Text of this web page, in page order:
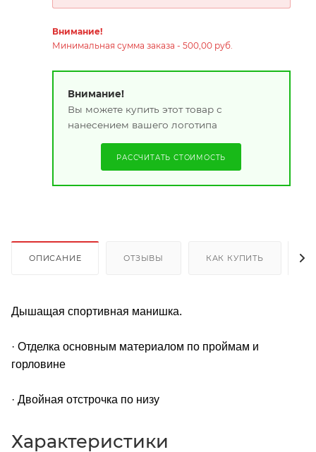
Внимание!
Минимальная сумма заказа - 500,00 руб.
Внимание!
Вы можете купить этот товар с
нанесением вашего логотипа
РАССЧИТАТЬ СТОИМОСТЬ
ОПИСАНИЕ ОТЗЫВЫ КАК КУПИТЬ
Дышащая спортивная манишка.
· Отделка основным материалом по проймам и
горловине
· Двойная отстрочка по низу
Характеристики